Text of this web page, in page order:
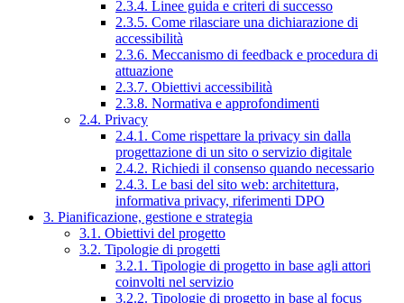
2.3.4. Linee guida e criteri di successo
2.3.5. Come rilasciare una dichiarazione di
accessibilità
2.3.6. Meccanismo di feedback e procedura di
attuazione
2.3.7. Obiettivi accessibilità
2.3.8. Normativa e approfondimenti
2.4. Privacy
2.4.1. Come rispettare la privacy sin dalla
progettazione di un sito o servizio digitale
2.4.2. Richiedi il consenso quando necessario
2.4.3. Le basi del sito web: architettura,
informativa privacy, riferimenti DPO
3. Pianificazione, gestione e strategia
3.1. Obiettivi del progetto
3.2. Tipologie di progetti
3.2.1. Tipologie di progetto in base agli attori
coinvolti nel servizio
3.2.2. Tipologie di progetto in base al focus